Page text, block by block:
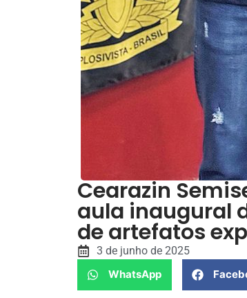
Cearazin
aula inaugural
de artefatos
3 de junho de 2025
WhatsApp